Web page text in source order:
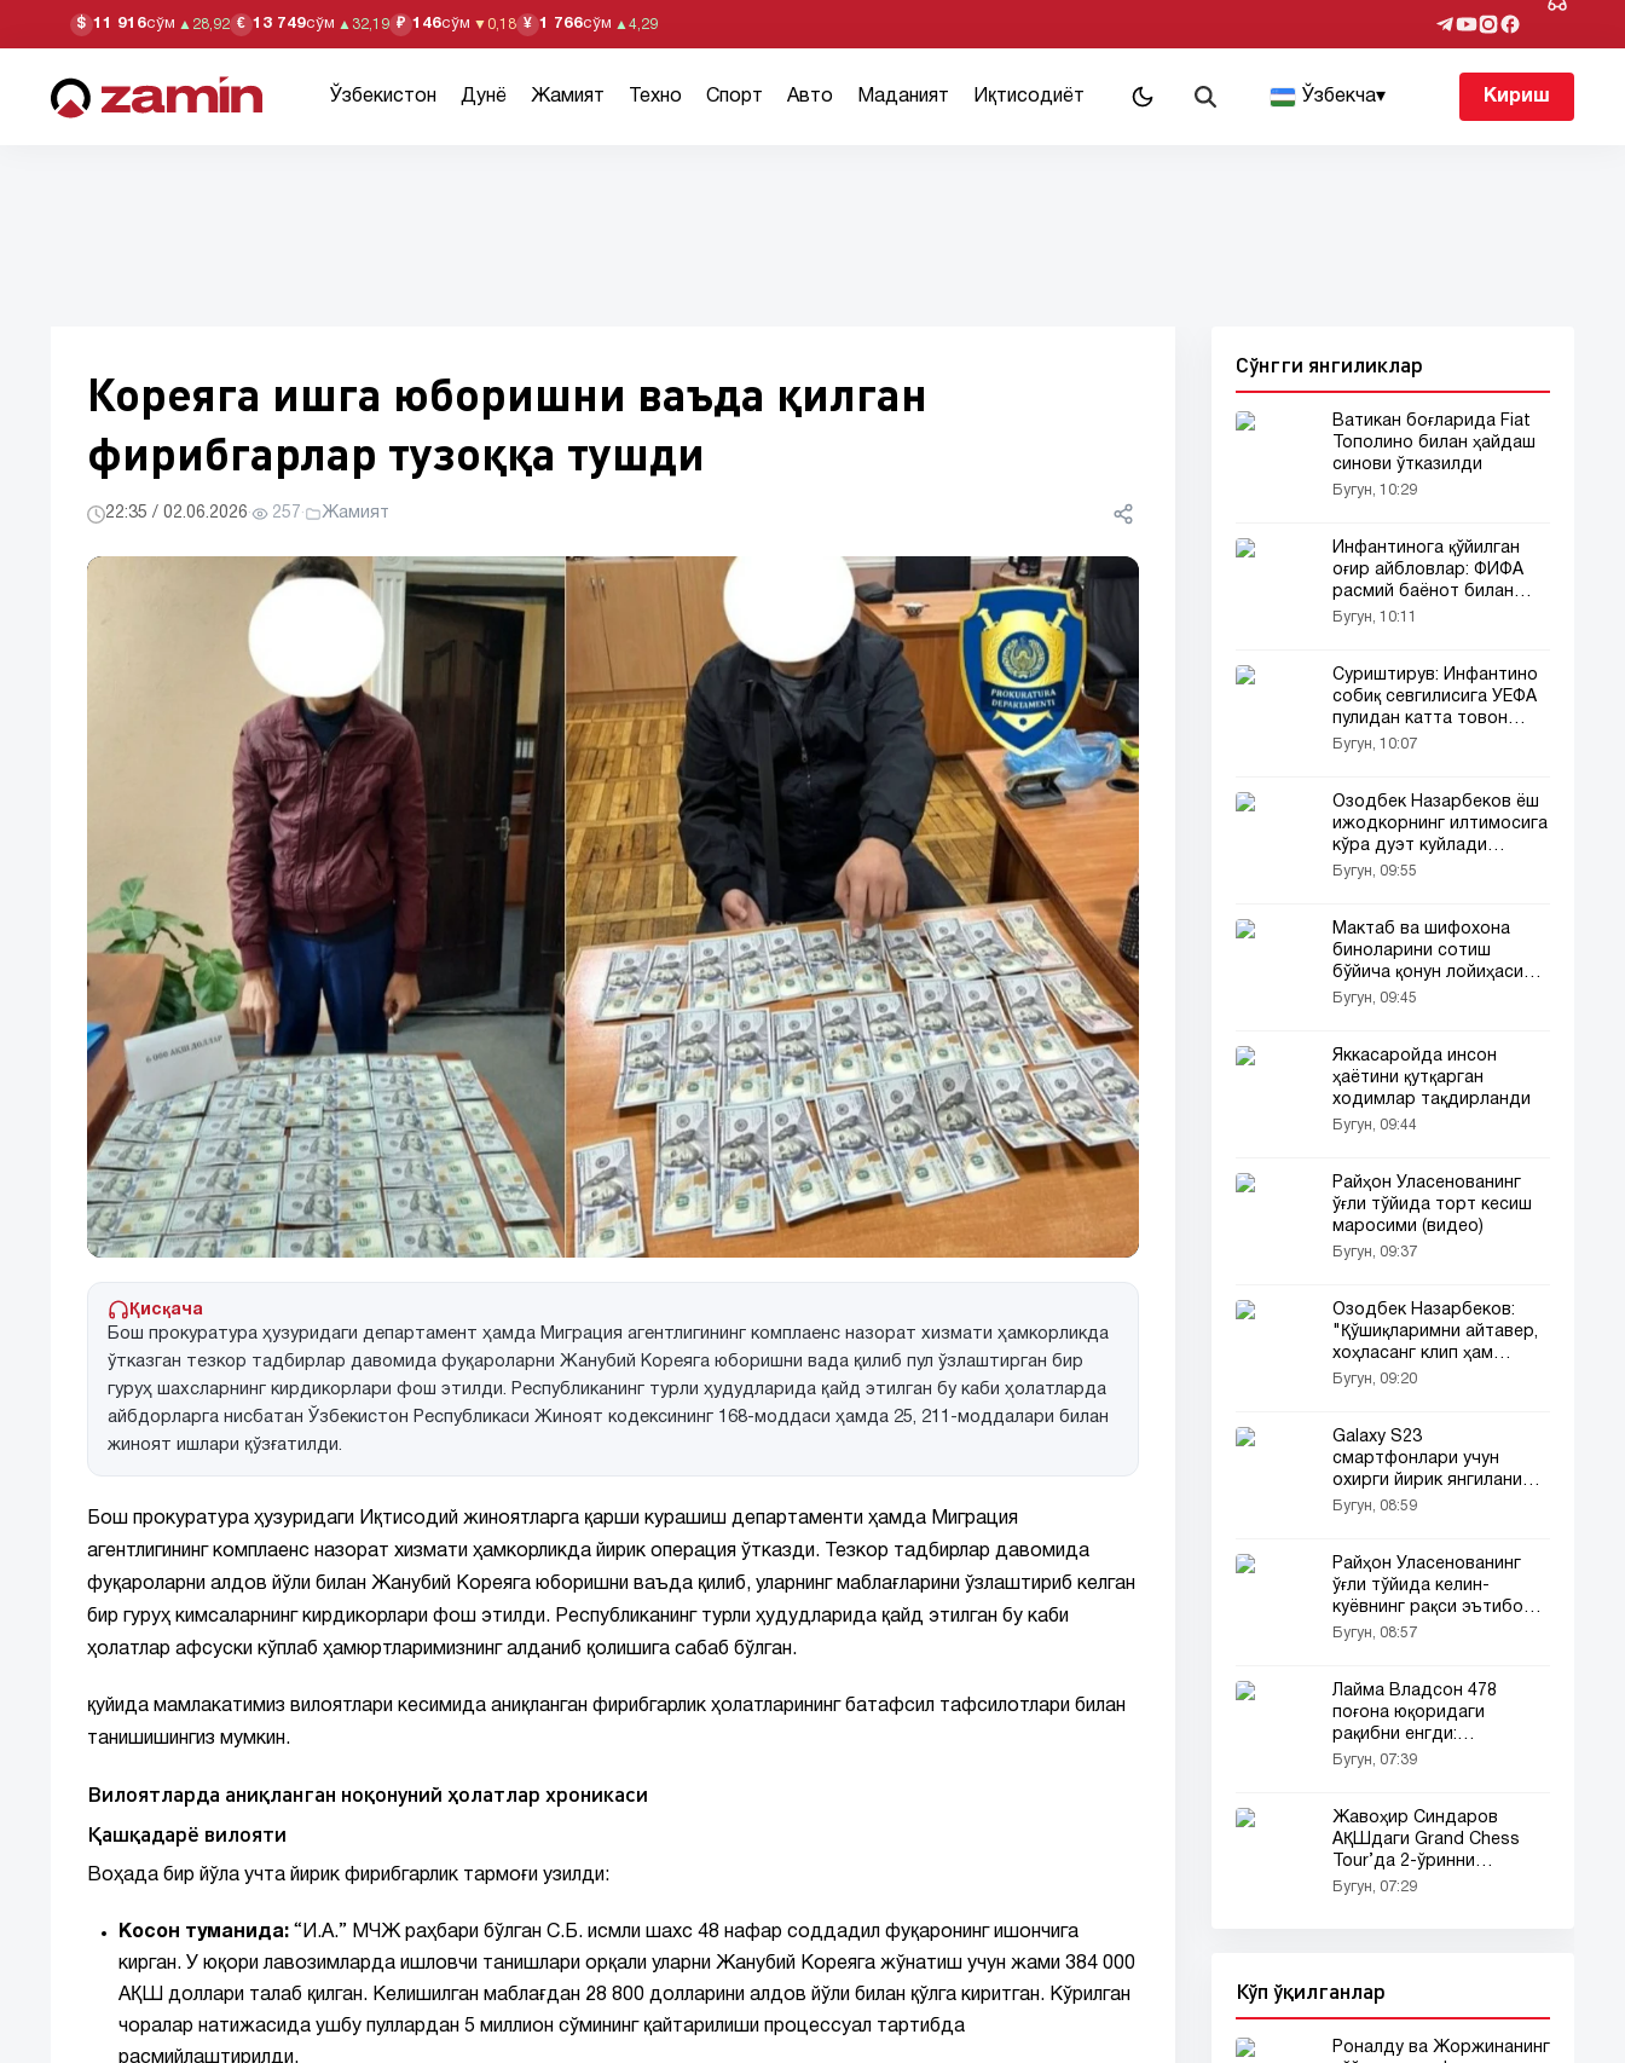
$ 11 916сўм ▲ 28,92 € 13 749сўм ▲ 32,19 ₽ 146сўм ▼ 0,18 ¥ 1 766сўм ▲ 4,29
Ўзбекистон Дунё Жамият Техно Спорт Авто Маданият Иқтисодиёт Ўзбекча▾ Кириш
Кореяга ишга юборишни ваъда қилган
фирибгарлар тузоққа тушди
22:35 / 02.06.2026· 257 · Жамият
Қисқача
Бош прокуратура ҳузуридаги департамент ҳамда Миграция агентлигининг комплаенс назорат хизмати ҳамкорликда
ўтказган тезкор тадбирлар давомида фуқароларни Жанубий Кореяга юборишни вада қилиб пул ўзлаштирган бир
гуруҳ шахсларнинг кирдикорлари фош этилди. Республиканинг турли ҳудудларида қайд этилган бу каби ҳолатларда
айбдорларга нисбатан Ўзбекистон Республикаси Жиноят кодексининг 168-моддаси ҳамда 25, 211-моддалари билан
жиноят ишлари қўзғатилди.
Бош прокуратура ҳузуридаги Иқтисодий жиноятларга қарши курашиш департаменти ҳамда Миграция
агентлигининг комплаенс назорат хизмати ҳамкорликда йирик операция ўтказди. Тезкор тадбирлар давомида
фуқароларни алдов йўли билан Жанубий Кореяга юборишни ваъда қилиб, уларнинг маблағларини ўзлаштириб келган
бир гуруҳ кимсаларнинг кирдикорлари фош этилди. Республиканинг турли ҳудудларида қайд этилган бу каби
ҳолатлар афсуски кўплаб ҳамюртларимизнинг алданиб қолишига сабаб бўлган.
қуйида мамлакатимиз вилоятлари кесимида аниқланган фирибгарлик ҳолатларининг батафсил тафсилотлари билан
танишишингиз мумкин.
Вилоятларда аниқланган ноқонуний ҳолатлар хроникаси
Қашқадарё вилояти
Воҳада бир йўла учта йирик фирибгарлик тармоғи узилди:
Косон туманида: “И.А.” МЧЖ раҳбари бўлган С.Б. исмли шахс 48 нафар соддадил фуқаронинг ишончига
кирган. У юқори лавозимларда ишловчи танишлари орқали уларни Жанубий Кореяга жўнатиш учун жами 384 000
АҚШ доллари талаб қилган. Келишилган маблағдан 28 800 долларини алдов йўли билан қўлга киритган. Кўрилган
чоралар натижасида ушбу пуллардан 5 миллион сўмининг қайтарилиши процессуал тартибда
расмийлаштирилди.
Сўнгги янгиликлар
Ватикан боғларида Fiat
Тополино билан ҳайдаш
синови ўтказилди
Бугун, 10:29
Инфантинога қўйилган
оғир айбловлар: ФИФА
расмий баёнот билан
чиқди
Бугун, 10:11
Суриштирув: Инфантино
собиқ севгилисига УЕФА
пулидан катта товон
тўлатган!
Бугун, 10:07
Озодбек Назарбеков ёш
ижодкорнинг илтимосига
кўра дуэт куйлади
(видео)
Бугун, 09:55
Мактаб ва шифохона
биноларини сотиш
бўйича қонун лойиҳаси
тайёрланмоқда
Бугун, 09:45
Яккасаройда инсон
ҳаётини қутқарган
ходимлар тақдирланди
Бугун, 09:44
Райҳон Уласенованинг
ўғли тўйида торт кесиш
маросими (видео)
Бугун, 09:37
Озодбек Назарбеков:
"Қўшиқларимни айтавер,
хоҳласанг клип ҳам
чиқар" (видео)
Бугун, 09:20
Galaxy S23
смартфонлари учун
охирги йирик янгиланиш
маълум қилинди
Бугун, 08:59
Райҳон Уласенованинг
ўғли тўйида келин-
куёвнинг рақси эътибор
марказида бўлди (видео)
Бугун, 08:57
Лайма Владсон 478
поғона юқоридаги
рақибни енгди:
Лейпцигда сенсация!
Бугун, 07:39
Жавоҳир Синдаров
АҚШдаги Grand Chess
Tour’да 2-ўринни
эгаллади!
Бугун, 07:29
Кўп ўқилганлар
Роналду ва Жоржинанинг